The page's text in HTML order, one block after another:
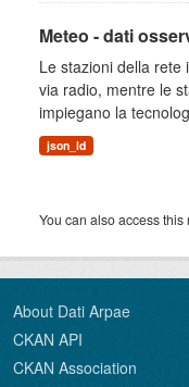
Meteo - dati
Le stazioni della
via radio, mentre le
impiegano la
json_ld
You can also access
About Dati Arpae
CKAN API
CKAN Association